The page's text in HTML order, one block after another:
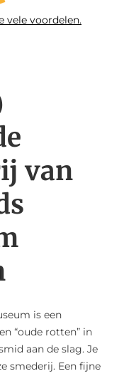
vele voordelen.
van
is een
“oude rotten” in
aan de slag. Je
smederij. Een fijne